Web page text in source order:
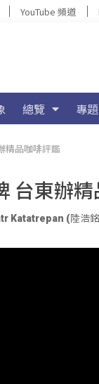
YouTube 頻道
總覽 專題
精品咖啡評鑑
台東辦
Katatrepan (陸浩